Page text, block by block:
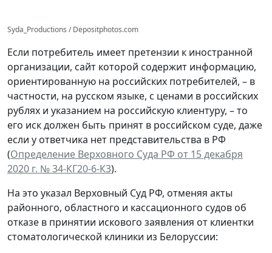
Syda_Productions / Depositphotos.com
Если потребитель имеет претензии к иностранной
организации, сайт которой содержит информацию,
ориентированную на российских потребителей, – в
частности, на русском языке, с ценами в российских
рублях и указанием на российскую клиентуру, – то
его иск должен быть принят в российском суде, даже
если у ответчика нет представительства в РФ
(Определение Верховного Суда РФ от 15 декабря
2020 г. № 34-КГ20-6-К3).
На это указал Верховный Суд РФ, отменяя акты
районного, областного и кассационного судов об
отказе в принятии искового заявления от клиентки
стоматологической клиники из Белоруссии: